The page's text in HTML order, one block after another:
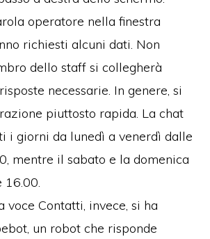
operatore nella finestra
richiesti alcuni dati. Non
dello staff si collegherà
necessarie. In genere, si
piuttosto rapida. La chat
i giorni da lunedì a venerdì dalle
mentre il sabato e la domenica
16.00.
voce Contatti, invece, si ha
un robot che risponde